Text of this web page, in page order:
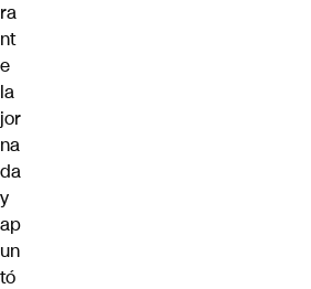
ra
nt
e
la
jor
na
da
y
ap
un
tó